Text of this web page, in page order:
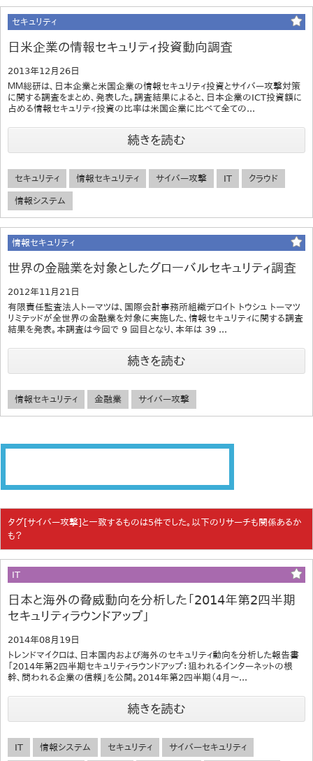
セキュリティ
日米企業の情報セキュリティ投資動向調査
2013年12月26日
ＭＭ総研は、日本企業と米国企業の情報セキュリティ投資とサイバー攻撃対策
に関する調査をまとめ、発表した。調査結果によると、日本企業のICT投資額に
占める情報セキュリティ投資の比率は米国企業に比べて全ての...
続きを読む
セキュリティ 情報セキュリティ サイバー攻撃 IT クラウド
情報システム
情報セキュリティ
世界の金融業を対象としたグローバルセキュリティ調査
2012年11月21日
有限責任監査法人トーマツは、国際会計事務所組織デロイト トウシュ トーマツ
リミテッドが全世界の金融業を対象に実施した、情報セキュリティに関する調査
結果を発表。本調査は今回で 9 回目となり、本年は 39 ...
続きを読む
情報セキュリティ 金融業 サイバー攻撃
タグ[サイバー攻撃]と一致するものは5件でした。以下のリサーチも関係あるか
も？
IT
日本と海外の脅威動向を分析した「2014年第2四半期
セキュリティラウンドアップ」
2014年08月19日
トレンドマイクロは、日本国内および海外のセキュリティ動向を分析した報告書
「2014年第2四半期セキュリティラウンドアップ：狙われるインターネットの根
幹、問われる企業の信頼」を公開。2014年第2四半期（4月～...
続きを読む
IT 情報システム セキュリティ サイバーセキュリティ